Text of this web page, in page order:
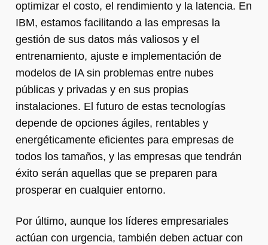
optimizar el costo, el rendimiento y la latencia. En
IBM, estamos facilitando a las empresas la
gestión de sus datos más valiosos y el
entrenamiento, ajuste e implementación de
modelos de IA sin problemas entre nubes
públicas y privadas y en sus propias
instalaciones. El futuro de estas tecnologías
depende de opciones ágiles, rentables y
energéticamente eficientes para empresas de
todos los tamaños, y las empresas que tendrán
éxito serán aquellas que se preparen para
prosperar en cualquier entorno.
Por último, aunque los líderes empresariales
actúan con urgencia, también deben actuar con